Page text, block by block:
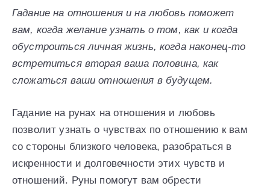
Гадание на отношения и на любовь поможет
вам, когда желание узнать о том, как и когда
обустроиться личная жизнь, когда наконец-то
встретиться вторая ваша половина, как
сложаться ваши отношения в будущем.
Гадание на рунах на отношения и любовь
позволит узнать о чувствах по отношению к вам
со стороны близкого человека, разобраться в
искренности и долговечности этих чувств и
отношений. Руны помогут вам обрести